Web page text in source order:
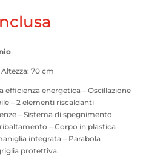
70 cm
efficienza energetica – Oscillazione
– 2 elementi riscaldanti
– Sistema di spegnimento
– Corpo in plastica
integrata – Parabola
protettiva.